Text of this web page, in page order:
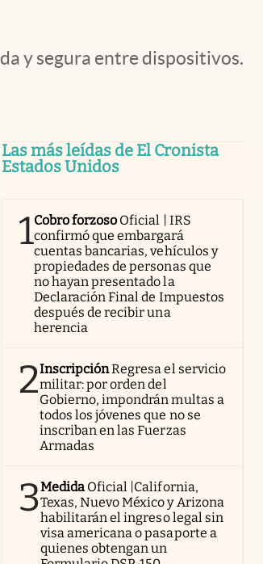
y segura entre dispositivos.
Las más leídas de El Cronista
Estados Unidos
1Cobro forzoso Oficial | IRS
confirmó que embargará
cuentas bancarias, vehículos y
propiedades de personas que
no hayan presentado la
Declaración Final de Impuestos
después de recibir una
herencia
2InscripciónRegresa el servicio
militar: por orden del
Gobierno, impondrán multas a
todos los jóvenes que no se
inscriban en las Fuerzas
Armadas
3Medida Oficial |California,
Texas, Nuevo México y Arizona
habilitarán el ingreso legal sin
visa americana o pasaporte a
quienes obtengan un